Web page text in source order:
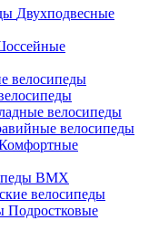
Двухподвесные
велосипеды
велосипеды
BMX
велосипеды
Подростковые